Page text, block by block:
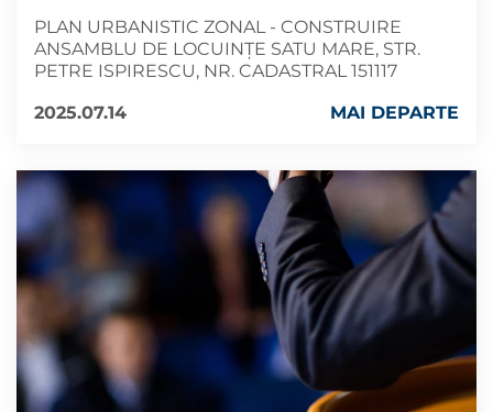
PLAN URBANISTIC ZONAL - CONSTRUIRE
ANSAMBLU DE LOCUINȚE SATU MARE, STR.
PETRE ISPIRESCU, NR. CADASTRAL 151117
2025.07.14
MAI DEPARTE